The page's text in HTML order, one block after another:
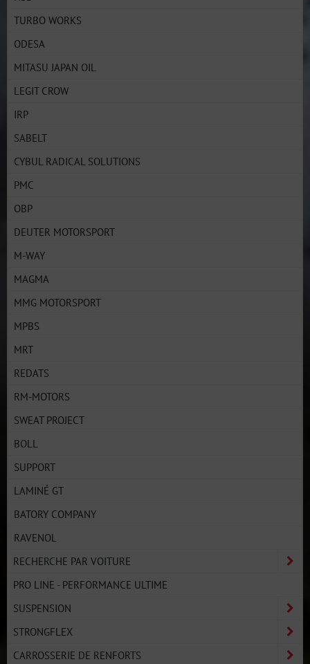
TURBO WORKS
ODESA
MITASU JAPAN OIL
LEGIT CROW
IRP
SABELT
CYBUL RADICAL SOLUTIONS
PMC
OBP
DEUTER MOTORSPORT
M-WAY
MAGMA
MMG MOTORSPORT
MPBS
MRT
REDATS
RM-MOTORS
SWEAT PROJECT
BOLL
SUPPORT
LAMINÉ GT
BATORY COMPANY
RAVENOL
RECHERCHE PAR VOITURE
PRO LINE - PERFORMANCE ULTIME
SUSPENSION
STRONGFLEX
CARROSSERIE DE RENFORTS